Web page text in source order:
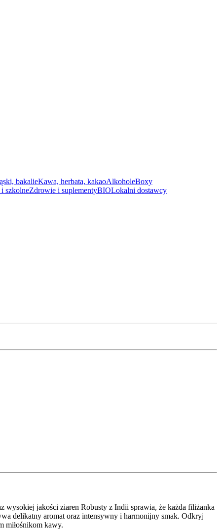
bakalieKawa, herbata, kakaoAlkoholeBoxy
szkolneZdrowie i suplementyBIOLokalni dostawcy
jakości ziaren Robusty z Indii sprawia, że każda filiżanka
delikatny aromat oraz intensywny i harmonijny smak. Odkryj
miłośnikom kawy.